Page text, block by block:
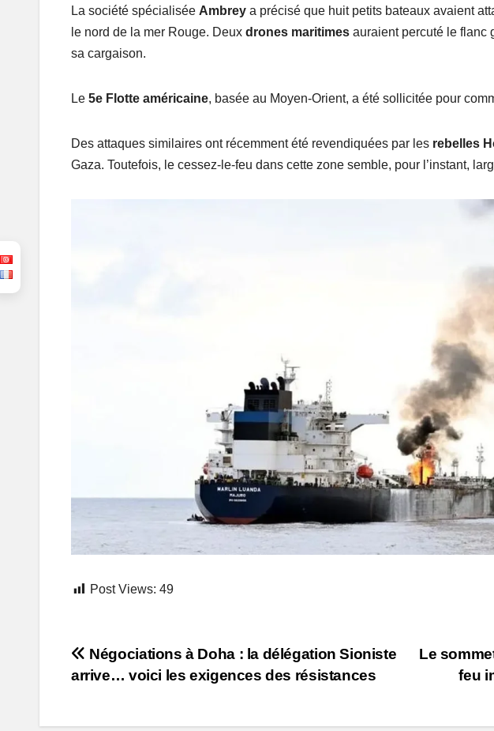
La société spécialisée Ambrey a précisé que huit petits bateaux avaient
le nord de la mer Rouge. Deux drones maritimes auraient percuté le flanc
sa cargaison.
Le 5e Flotte américaine, basée au Moyen-Orient, a été sollicitée pour
Des attaques similaires ont récemment été revendiquées par les rebelles
Gaza. Toutefois, le cessez-le-feu dans cette zone semble, pour l’instant,
Post Views: 49
Post
Le
feu
Négociations à Doha : la délégation Sioniste
arrive… voici les exigences des résistances